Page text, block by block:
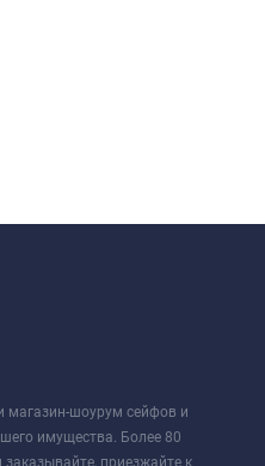
магазин-шоурум сейфов и
имущества. Более 80